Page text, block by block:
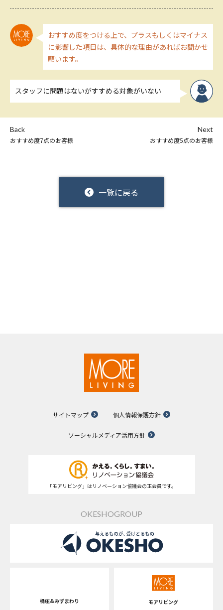
おすすめ度をつける上で、プラスもしくはマイナス
に影響した項目は、具体的な理由があればお聞かせ
願います。
スタッフに問題はないがすすめる対象がいない
Back
おすすめ度7点のお客様
一覧に戻る
Next
おすすめ度5点のお客様
サイトマップ 個人情報保護方針
ソーシャルメディア活用方針
「モアリビング」はリノベーション協議会の正会員です。
OKESHOGROUP
桶庄&みずまわり モアリビング